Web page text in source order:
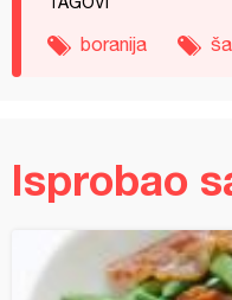
boranija
Isprobao